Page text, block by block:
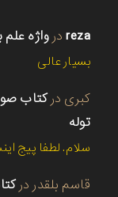
reza در واژه علم
بسیار عالی
کبری در
توله
سلام. لطفا پیج
قاسم بلقدر در